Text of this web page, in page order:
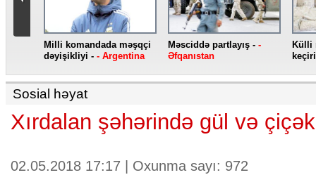
Milli komandada məşqçi
dəyişikliyi - - Argentina
Məsciddə partlayış - -
Əfqanıstan
Külli
Sosial həyat
Xırdalan şəhərində gül və
02.05.2018 17:17 | Oxunma sayı: 972